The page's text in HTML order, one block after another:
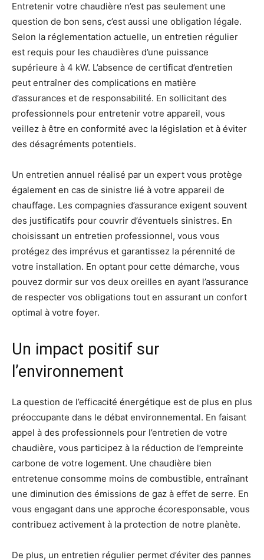
Entretenir votre chaudière n’est pas seulement une
question de bon sens, c’est aussi une obligation légale.
Selon la réglementation actuelle, un entretien régulier
est requis pour les chaudières d’une puissance
supérieure à 4 kW. L’absence de certificat d’entretien
peut entraîner des complications en matière
d’assurances et de responsabilité. En sollicitant des
professionnels pour entretenir votre appareil, vous
veillez à être en conformité avec la législation et à éviter
des désagréments potentiels.
Un entretien annuel réalisé par un expert vous protège
également en cas de sinistre lié à votre appareil de
chauffage. Les compagnies d’assurance exigent souvent
des justificatifs pour couvrir d’éventuels sinistres. En
choisissant un entretien professionnel, vous vous
protégez des imprévus et garantissez la pérennité de
votre installation. En optant pour cette démarche, vous
pouvez dormir sur vos deux oreilles en ayant l’assurance
de respecter vos obligations tout en assurant un confort
optimal à votre foyer.
Un impact positif sur
l’environnement
La question de l’efficacité énergétique est de plus en plus
préoccupante dans le débat environnemental. En faisant
appel à des professionnels pour l’entretien de votre
chaudière, vous participez à la réduction de l’empreinte
carbone de votre logement. Une chaudière bien
entretenue consomme moins de combustible, entraînant
une diminution des émissions de gaz à effet de serre. En
vous engagant dans une approche écoresponsable, vous
contribuez activement à la protection de notre planète.
De plus, un entretien régulier permet d’éviter des pannes